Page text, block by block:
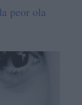
peor ola